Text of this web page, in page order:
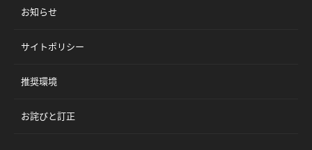
お知らせ
サイトポリシー
推奨環境
お詫びと訂正